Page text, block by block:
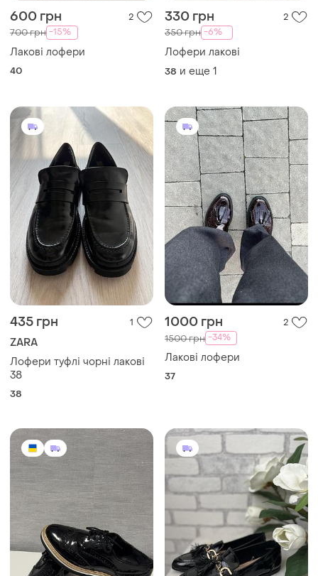
600 грн 2
700 грн -15%
Лакові лофери
40
330 грн 2
350 грн -6%
Лофери лакові
38 и еще 1
435 грн 1
ZARA
Лофери туфлі чорні лакові
38
38
1000 грн 2
1500 грн -34%
Лакові лофери
37